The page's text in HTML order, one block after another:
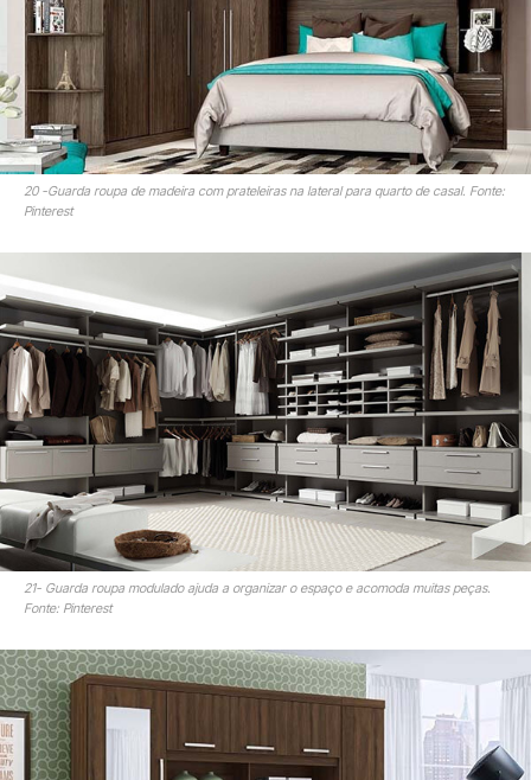
20 -Guarda roupa de madeira com prateleiras na lateral para quarto de casal. Fonte:
Pinterest
21- Guarda roupa modulado ajuda a organizar o espaço e acomoda muitas peças.
Fonte: Pinterest